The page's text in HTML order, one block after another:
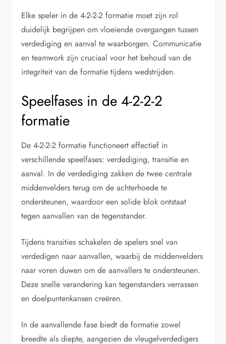
Elke speler in de 4-2-2-2 formatie moet zijn rol
duidelijk begrijpen om vloeiende overgangen tussen
verdediging en aanval te waarborgen. Communicatie
en teamwork zijn cruciaal voor het behoud van de
integriteit van de formatie tijdens wedstrijden.
Speelfases in de 4-2-2-2
formatie
De 4-2-2-2 formatie functioneert effectief in
verschillende speelfases: verdediging, transitie en
aanval. In de verdediging zakken de twee centrale
middenvelders terug om de achterhoede te
ondersteunen, waardoor een solide blok ontstaat
tegen aanvallen van de tegenstander.
Tijdens transities schakelen de spelers snel van
verdedigen naar aanvallen, waarbij de middenvelders
naar voren duwen om de aanvallers te ondersteunen.
Deze snelle verandering kan tegenstanders verrassen
en doelpuntenkansen creëren.
In de aanvallende fase biedt de formatie zowel
breedte als diepte, aangezien de vleugelverdedigers